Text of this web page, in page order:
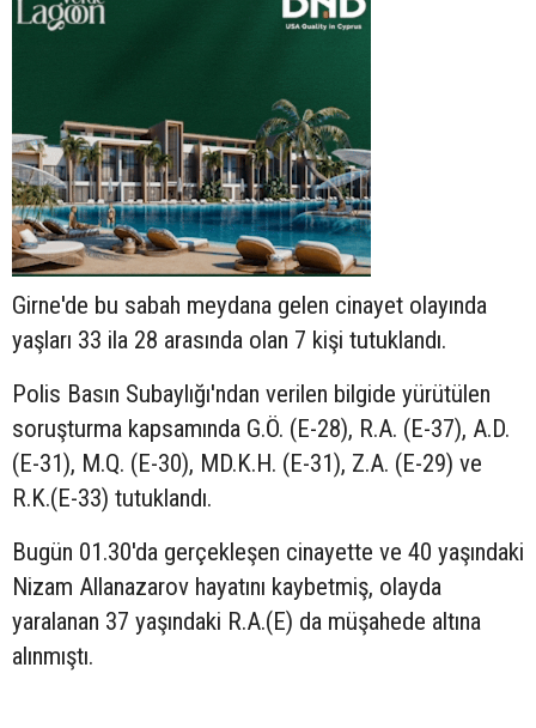
Girne'de bu sabah meydana gelen cinayet olayında
yaşları 33 ila 28 arasında olan 7 kişi tutuklandı.
Polis Basın Subaylığı'ndan verilen bilgide yürütülen
soruşturma kapsamında G.Ö. (E-28), R.A. (E-37), A.D.
(E-31), M.Q. (E-30), MD.K.H. (E-31), Z.A. (E-29) ve
R.K.(E-33) tutuklandı.
Bugün 01.30'da gerçekleşen cinayette ve 40 yaşındaki
Nizam Allanazarov hayatını kaybetmiş, olayda
yaralanan 37 yaşındaki R.A.(E) da müşahede altına
alınmıştı.